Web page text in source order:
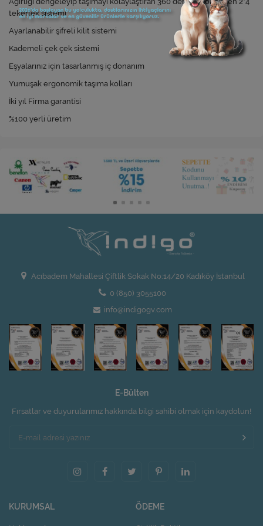
tekerlek sistemi
Ayarlanabilir şifreli kilit sistemi
Kademeli çek çek sistemi
Eşyalarınız için tasarlanmış iç donanım
Yumuşak ergonomik taşıma kolları
İki yıl Firma garantisi
%100 yerli üretim
Acıbadem Mahallesi Çiftlik Sokak No:14/20 Kadıköy İstanbul
0 (850) 3055100
info@indigogv.com
E-Bülten
Fırsatlar ve duyurularımız hakkında bilgi sahibi olmak için kaydolun!
KURUMSAL ÖDEME